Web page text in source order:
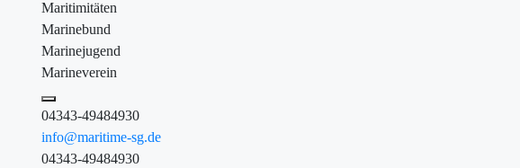
Maritimitäten
Marinebund
Marinejugend
Marineverein
04343-49484930
info@maritime-sg.de
04343-49484930